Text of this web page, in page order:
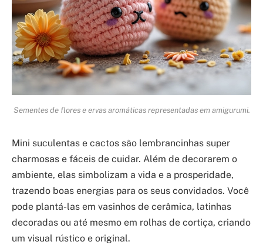
Sementes de flores e ervas aromáticas representadas em amigurumi.
Mini suculentas e cactos são lembrancinhas super
charmosas e fáceis de cuidar. Além de decorarem o
ambiente, elas simbolizam a vida e a prosperidade,
trazendo boas energias para os seus convidados. Você
pode plantá-las em vasinhos de cerâmica, latinhas
decoradas ou até mesmo em rolhas de cortiça, criando
um visual rústico e original.